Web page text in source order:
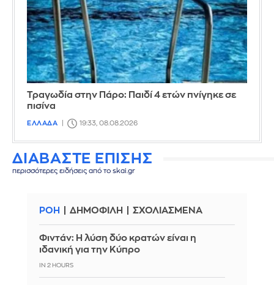
Τραγωδία στην Πάρο: Παιδί 4 ετών πνίγηκε σε
πισίνα
ΕΛΛΑΔΑ 19:33, 08.08.2026
ΔΙΑΒΑΣΤΕ ΕΠΙΣΗΣ
περισσότερες ειδήσεις από το skai.gr
ΡΟΗ ΔΗΜΟΦΙΛΗ ΣΧΟΛΙΑΣΜΕΝΑ
Φιντάν: Η λύση δύο κρατών είναι η
ιδανική για την Κύπρο
IN 2 HOURS